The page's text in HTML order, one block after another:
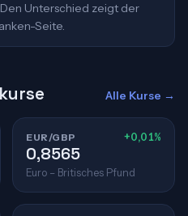
Unterschied zeigt der
Seite.
Alle Kurse →
EUR/GBP +0,01%
0,8565
Euro – Britisches Pfund